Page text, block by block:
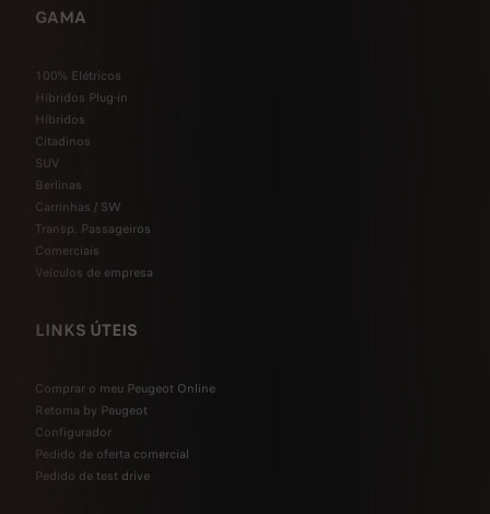
GAMA
100% Elétricos
Híbridos Plug-in
Híbridos
Citadinos
SUV
Berlinas
Carrinhas / SW
Transp. Passageiros
Comerciais
Veículos de empresa
LINKS ÚTEIS
Comprar o meu Peugeot Online
Retoma by Peugeot
Configurador
Pedido de oferta comercial
Pedido de test drive